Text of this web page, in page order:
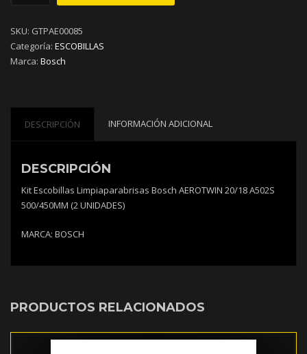
Bosch
AEROTWIN
20/18
cantidad
SKU: GTPAE00085
Categoría: ESCOBILLAS
Marca: Bosch
DESCRIPCIÓN INFORMACIÓN ADICIONAL
DESCRIPCIÓN
Kit Escobillas Limpiaparabrisas Bosch AEROTWIN 20/18 A502S
500/450MM (2 UNIDADES)
MARCA: BOSCH
PRODUCTOS RELACIONADOS